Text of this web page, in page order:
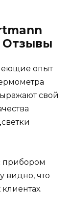
Отзывы
опыт
свой
прибором
видно, что